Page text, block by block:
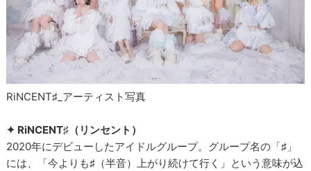
RiNCENT♯_アーティスト写真
✦ RiNCENT♯（リンセント）
2020年にデビューしたアイドルグループ。グループ名の「♯」
には、「今よりも♯（半音）上がり続けて行く」という意味が込